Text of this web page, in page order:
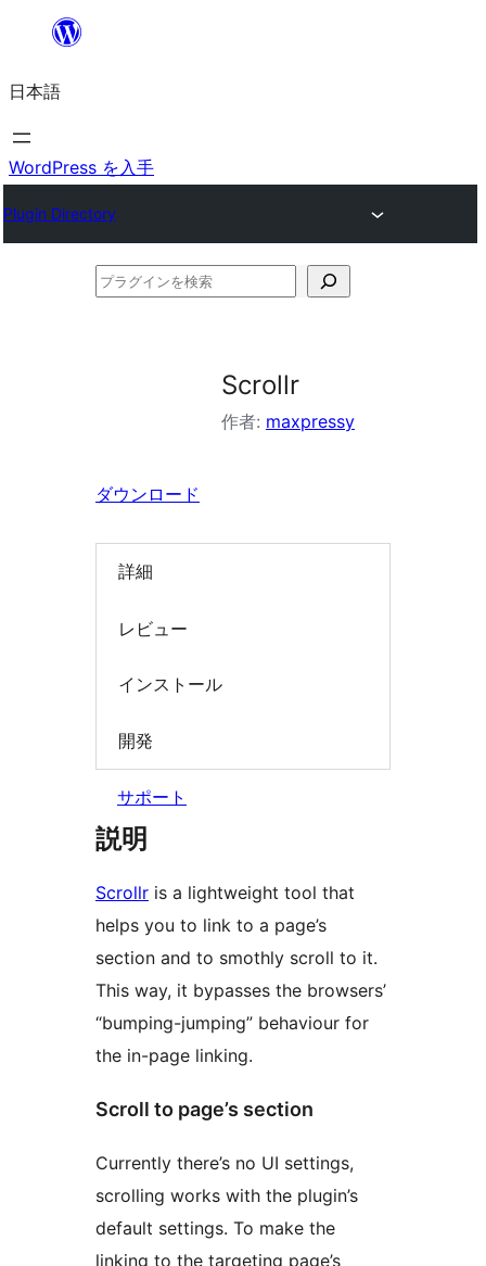
を
ス
キ
プ
日本語
WordPress を入手
Plugin Directory
プ
索
Scrollr
作者: maxpressy
ダウンロード
詳細
レビュー
インストール
開発
サポート
説明
Scrollr is a lightweight tool that
helps you to link to a page’s
section and to smothly scroll to it.
This way, it bypasses the browsers’
“bumping-jumping” behaviour for
the in-page linking.
Scroll to page’s section
Currently there’s no UI settings,
scrolling works with the plugin’s
default settings. To make the
linking to the targeting page’s